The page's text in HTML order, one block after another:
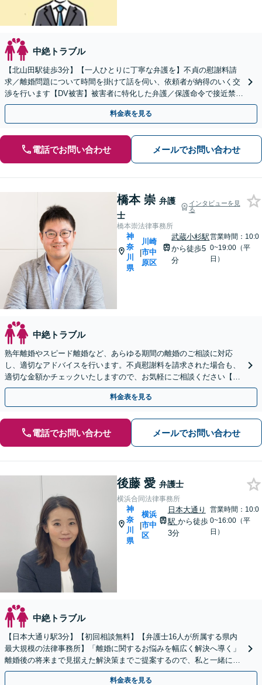
中絶トラブル
【北山田駅徒歩3分】【一人ひとりに丁寧な弁護を】不貞の慰謝料請
求／離婚問題について時間を掛けて話を伺い、依頼者が納得のいく交
渉を行います【DV被害】被害者に特化した弁護／保護命令で接近禁止
措置【初回相談30分無料】
料金表を見る
電話でお問い合わせ メールでお問い合わせ
橋本 崇 弁護
士
インタビューを見
る
橋本崇法律事務所
神
奈
川
県
|
川崎
市中
原区
武蔵小杉駅
から徒歩5
分
営業時間：10:0
0~19:00（平
日）
中絶トラブル
熟年離婚やスピード離婚など、あらゆる期間の離婚のご相談に対応
し、適切なアドバイスを行います。不貞慰謝料を請求された場合も、
適切な金額かチェックいたしますので、お気軽にご相談ください【完
全個室】【土日祝日面談可】
料金表を見る
電話でお問い合わせ メールでお問い合わせ
後藤 愛 弁護士
横浜合同法律事務所
神
奈
川
県
|
横浜
市中
区
日本大通り
駅 から徒歩
3分
営業時間：10:0
0~16:00（平
日）
中絶トラブル
【日本大通り駅3分】【初回相談無料】【弁護士16人が所属する県内
最大規模の法律事務所】「離婚に関するお悩みを幅広く解決へ導く」
離婚後の将来まで見据えた解決策までご提案するので、私と一緒に最
適な解決策を見つけましょう。【WEB面談対応】
料金表を見る